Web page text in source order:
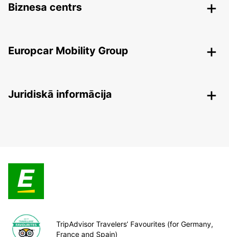
Biznesa centrs
Europcar Mobility Group
Juridiskā informācija
TripAdvisor Travelers’ Favourites (for Germany,
France and Spain)